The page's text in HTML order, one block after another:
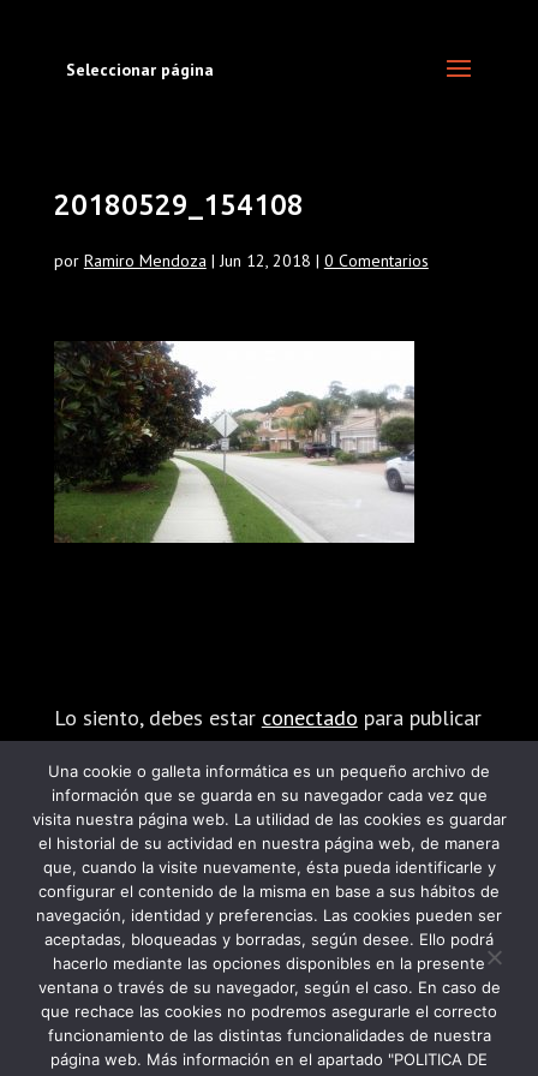
Seleccionar página
20180529_154108
por Ramiro Mendoza |Jun 12, 2018 | 0 Comentarios
Lo siento, debes estar conectado para publicar
PROGRAMA KIT DIGITAL FINANCIADO POR
LOS FONDOS NEXT GENERATION DEL
MECANISMO DE RECUPERACIÓN Y
RESILIENCIA
Una cookie o galleta informática es un pequeño archivo de
información que se guarda en su navegador cada vez que
visita nuestra página web. La utilidad de las cookies es guardar
el historial de su actividad en nuestra página web, de manera
que, cuando la visite nuevamente, ésta pueda identificarle y
configurar el contenido de la misma en base a sus hábitos de
navegación, identidad y preferencias. Las cookies pueden ser
aceptadas, bloqueadas y borradas, según desee. Ello podrá
hacerlo mediante las opciones disponibles en la presente
ventana o través de su navegador, según el caso. En caso de
que rechace las cookies no podremos asegurarle el correcto
funcionamiento de las distintas funcionalidades de nuestra
página web. Más información en el apartado "POLITICA DE